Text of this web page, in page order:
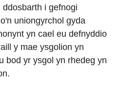
i gefnogi
uniongyrchol gyda
yn cael eu defnyddio
y mae ysgolion yn
bod yr ysgol yn rhedeg yn